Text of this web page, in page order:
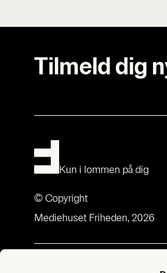
Tilmeld dig
Kun i lommen på dig
Mediehuset Friheden, 2026
© Copyright